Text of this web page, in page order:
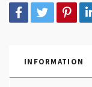
INFORMATION